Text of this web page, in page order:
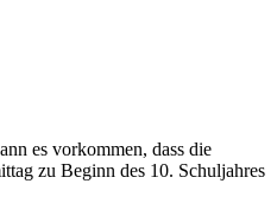
es vorkommen, dass die
zu Beginn des 10. Schuljahres